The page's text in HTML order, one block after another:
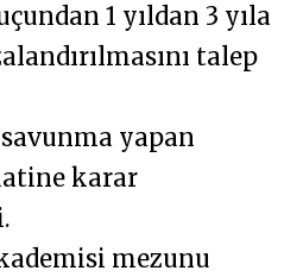
1 yıldan 3 yıla
talep
yapan
karar
mezunu